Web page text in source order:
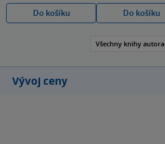
Do košíku
Do košíku
Všechny knihy autora
Vývoj ceny